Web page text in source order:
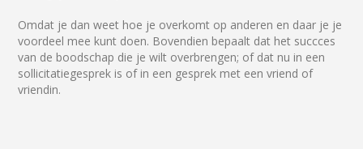
Omdat je dan weet hoe je overkomt op anderen en daar je je
voordeel mee kunt doen. Bovendien bepaalt dat het succces
van de boodschap die je wilt overbrengen; of dat nu in een
sollicitatiegesprek is of in een gesprek met een vriend of
vriendin.